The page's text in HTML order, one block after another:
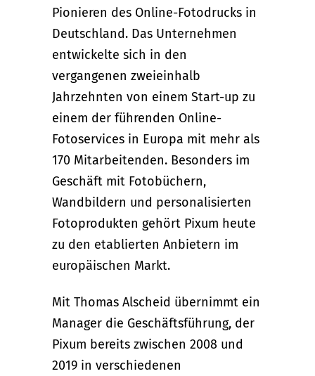
Pionieren des Online-Fotodrucks in
Deutschland. Das Unternehmen
entwickelte sich in den
vergangenen zweieinhalb
Jahrzehnten von einem Start-up zu
einem der führenden Online-
Fotoservices in Europa mit mehr als
170 Mitarbeitenden. Besonders im
Geschäft mit Fotobüchern,
Wandbildern und personalisierten
Fotoprodukten gehört Pixum heute
zu den etablierten Anbietern im
europäischen Markt.
Mit Thomas Alscheid übernimmt ein
Manager die Geschäftsführung, der
Pixum bereits zwischen 2008 und
2019 in verschiedenen